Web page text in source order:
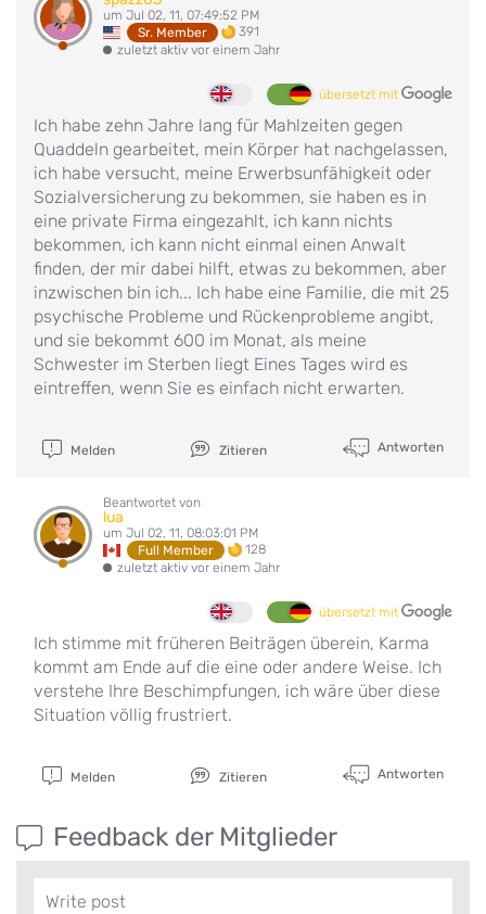
um Jul 02, 11, 07:49:52 PM
Sr. Member
391
zuletzt aktiv vor einem Jahr
übersetzt mit
Ich habe zehn Jahre lang für Mahlzeiten gegen
Quaddeln gearbeitet, mein Körper hat nachgelassen,
ich habe versucht, meine Erwerbsunfähigkeit oder
Sozialversicherung zu bekommen, sie haben es in
eine private Firma eingezahlt, ich kann nichts
bekommen, ich kann nicht einmal einen Anwalt
finden, der mir dabei hilft, etwas zu bekommen, aber
inzwischen bin ich... Ich habe eine Familie, die mit 25
psychische Probleme und Rückenprobleme angibt,
und sie bekommt 600 im Monat, als meine
Schwester im Sterben liegt Eines Tages wird es
eintreffen, wenn Sie es einfach nicht erwarten.
Melden Zitieren Antworten
Beantwortet von
lua
um Jul 02, 11, 08:03:01 PM
Full Member
128
zuletzt aktiv vor einem Jahr
übersetzt mit
Ich stimme mit früheren Beiträgen überein, Karma
kommt am Ende auf die eine oder andere Weise. Ich
verstehe Ihre Beschimpfungen, ich wäre über diese
Situation völlig frustriert.
Melden Zitieren Antworten
Feedback der Mitglieder